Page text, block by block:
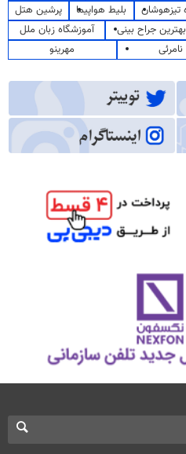
تیزهوشان بلیط هواپیما
پرشین هتل
بهترین جراح بینی
آموزشگاه زبان ملل
مهرینو